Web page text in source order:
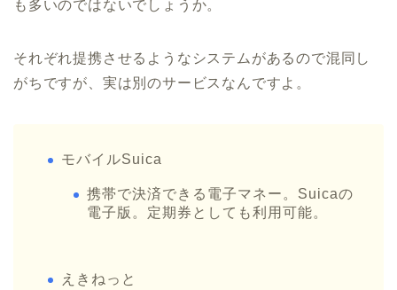
も多いのではないでしょうか。
それぞれ提携させるようなシステムがあるので混同し
がちですが、実は別のサービスなんですよ。
モバイルSuica
携帯で決済できる電子マネー。Suicaの
電子版。定期券としても利用可能。
えきねっと